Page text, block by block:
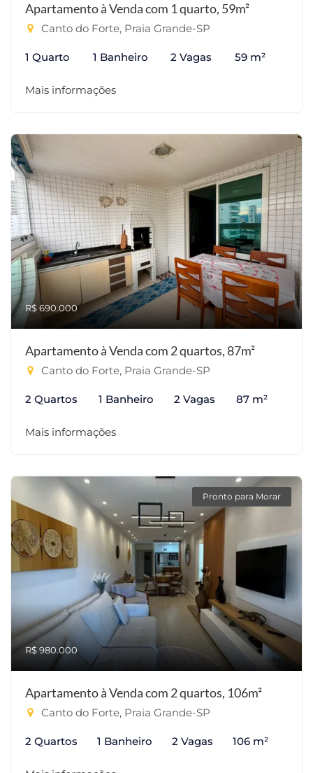
Apartamento à Venda com 1 quarto, 59m²
Canto do Forte, Praia Grande-SP
1 Quarto 1 Banheiro 2 Vagas 59 m²
Mais informações
R$ 690.000
Apartamento à Venda com 2 quartos, 87m²
Canto do Forte, Praia Grande-SP
2 Quartos 1 Banheiro 2 Vagas 87 m²
Mais informações
Pronto para Morar
R$ 980.000
Apartamento à Venda com 2 quartos, 106m²
Canto do Forte, Praia Grande-SP
2 Quartos 1 Banheiro 2 Vagas 106 m²